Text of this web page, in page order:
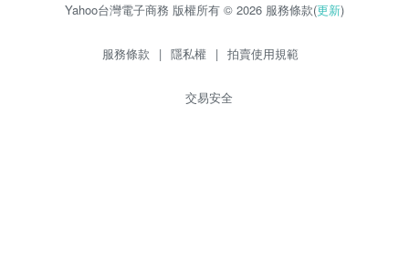
Yahoo台灣電子商務 版權所有 © 2026 服務條款(更新)
服務條款 | 隱私權 | 拍賣使用規範
交易安全